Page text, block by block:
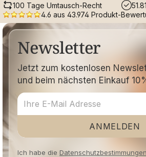
100 Tage Umtausch-Recht
4.6 aus 43.974 Produkt-
Newsletter
Jetzt zum kostenlosen
und beim nächsten Einkauf
ANMELDEN
Ich habe die Datenschutzbestimmungen